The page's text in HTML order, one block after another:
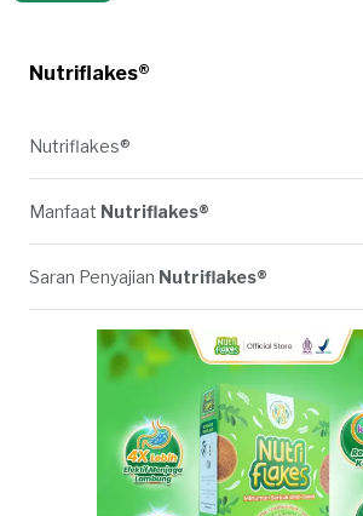
Nutriflakes®
Nutriflakes®
Manfaat Nutriflakes®
Saran Penyajian Nutriflakes®